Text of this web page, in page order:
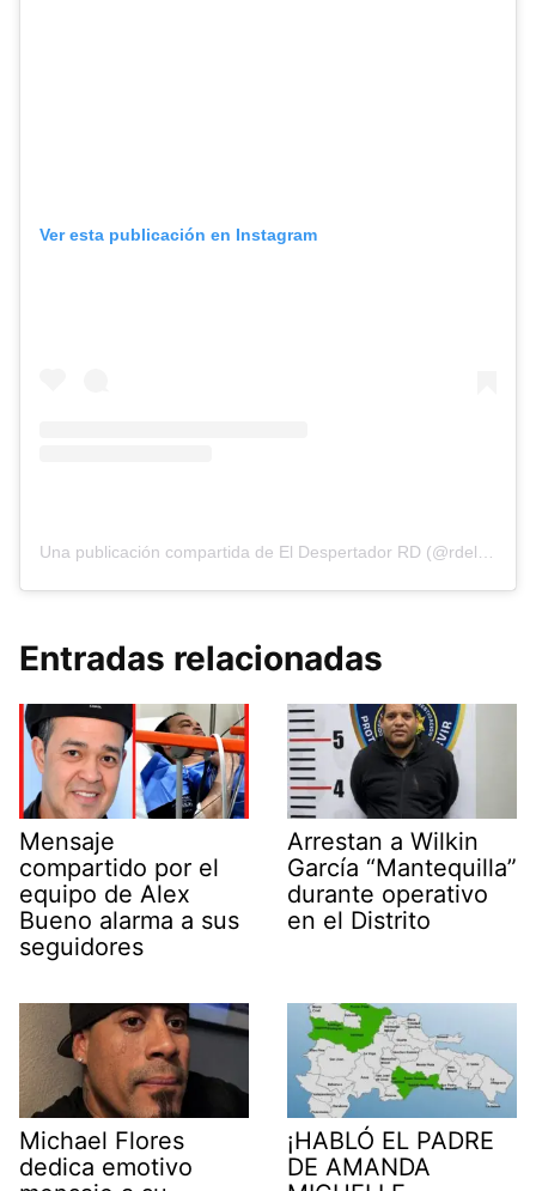
Ver esta publicación en Instagram
Una publicación compartida de El Despertador RD (@rdeldespertador)
Entradas relacionadas
Mensaje
compartido por el
equipo de Alex
Bueno alarma a sus
seguidores
Arrestan a Wilkin
García “Mantequilla”
durante operativo
en el Distrito
Michael Flores
dedica emotivo
¡HABLÓ EL PADRE
DE AMANDA